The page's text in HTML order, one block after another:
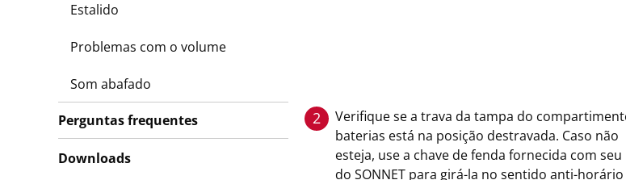
2
Verifique se a trava da tampa do
baterias está na posição destravada. Caso não
esteja, use a chave de fenda fornecida com seu
do SONNET para girá-la no sentido anti-horário
Estalido
Problemas com o volume
Som abafado
Perguntas frequentes
Downloads